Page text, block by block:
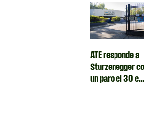
ATE responde a
Sturzenegger
un paro el 30 e...